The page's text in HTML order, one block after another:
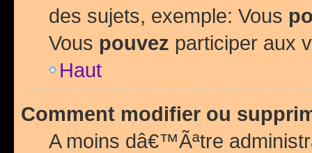
des sujets, exemple: Vous
Vous pouvez participer aux
Haut
Comment modifier ou
A moins dâ€™Ãªtre